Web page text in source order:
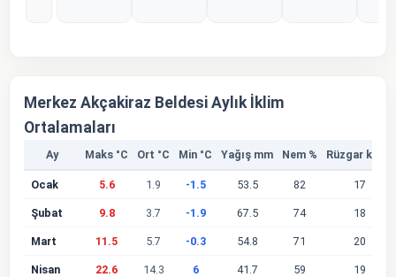
Merkez Akçakiraz Beldesi Aylık İklim
Ortalamaları
Ay Maks °C Ort °C Min °C Yağış mm Nem % Rüzgar km/s
Ocak 5.6 1.9 -1.5 53.5 82 17
Şubat 9.8 3.7 -1.9 67.5 74 18
Mart 11.5 5.7 -0.3 54.8 71 20
Nisan 22.6 14.3 6 41.7 59 19